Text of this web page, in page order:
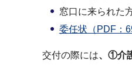
窓口に来られた
委任状（PDF：
交付の際には、①介